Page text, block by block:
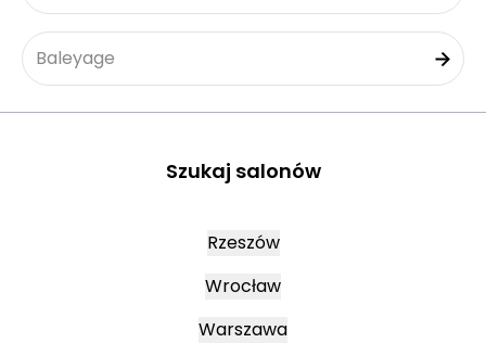
Baleyage
Szukaj salonów
Rzeszów
Wrocław
Warszawa